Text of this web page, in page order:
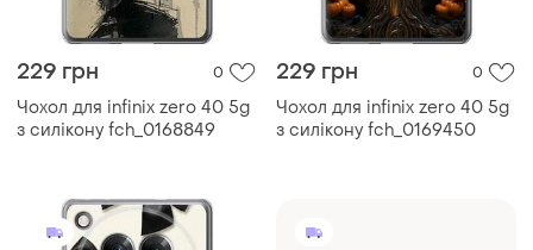
229 грн 0
Чохол для infinix zero 40 5g
з силікону fch_0168849
229 грн 0
Чохол для infinix zero 40 5g
з силікону fch_0169450